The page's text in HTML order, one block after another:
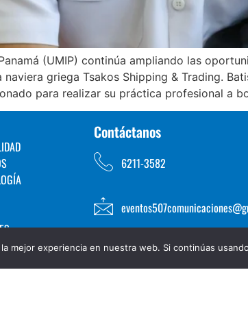
(UMIP) continúa ampliando las
griega Tsakos Shipping & Trading.
para realizar su práctica profesional a
Contáctanos
6211-3582
mejor experiencia en nuestra web. Si continúas